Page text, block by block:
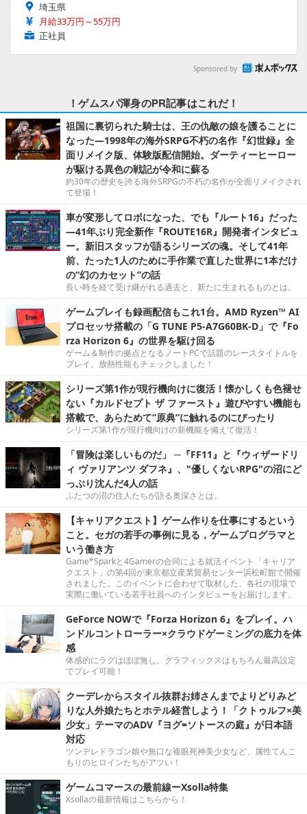
埼玉県
月給33万円～55万円
正社員
Sponsored by
！ゲムスパ渾身のPR記事はこれだ！
祖国に裏切られた騎士は、王の仇敵の娘を護ることに
なった―1998年の海外SRPG不朽の名作『幻世録』全
面リメイク版、体験版配信開始。ダーティーヒーロー
が駆ける異色の戦記が令和に蘇る
約30年の歴史を誇る海外SRPGの不朽の名作が全面リメイクされ
て登場！
車が変形してロボになった、でも『ルート16』だった
―41年ぶり完全新作『ROUTE16R』開発者インタビュ
ー。新旧スタッフが語るシリーズの魂。そして41年
前、たった1人のために手作業で直した世界に1本だけ
の“幻のカセット”の話
長い時を経て受け継がれる過去と、新たに生まれるものとは。
ゲームプレイも録画配信もこれ1台。AMD Ryzen™ AI
プロセッサ搭載の「G TUNE P5-A7G60BK-D」で『Fo
rza Horizon 6』の世界を駆け回る
ゲーム＆制作の拠点となるノートPCで話題のレースタイトルを
プレイ。放熱性能もチェックしました！
シリーズ第1作が現行機向けに復活！懐かしくも色褪せ
ない『カルドセプト ザ ファースト』遊びやすい機能も
搭載で、あらためて“原典”に触れるのにぴったり
シリーズ第1作が現行機向けの新機能を備えて復活！
「冒険は楽しいものだ」 ─『FF11』と『ウィザードリ
ィ ヴァリアンツ ダフネ』、"優しくないRPG"の沼にど
っぷり沈んだ4人の話
ふたつの沼の住人たちが語る奥深さとは。
【キャリアクエスト】ゲーム作りを仕事にするという
こと。セガの若手の事例に見る，ゲームプログラマと
いう働き方
Game*Sparkと4Gamerの合同による就活イベント「キャリア
クエスト」の第4回が東京都立産業貿易センター浜松町館で開催
されました。このイベントに合わせて取材した、各社の現場で
実際に働いている若手社員へのインタビューをお届けします。
GeForce NOWで『Forza Horizon 6』をプレイ。ハ
ンドルコントローラー×クラウドゲーミングの底力を体
感
体感的にラグはほぼ無し。グラフィックスはもちろん最高設定
でプレイ可能！
クーデレからスタイル抜群お姉さんまでよりどりみど
りな人外娘たちとホテル経営しよう！「クトゥルフ×美
少女」テーマのADV『ヨグ=ソトースの庭』が日本語
対応
ツンデレドラゴン娘や無口な複眼死神美少女など、属性てんこ
もりのヒロインたちがアツい！
ゲームコマースの最前線ーXsolla特集
Xsollaの最新情報はこちらから！